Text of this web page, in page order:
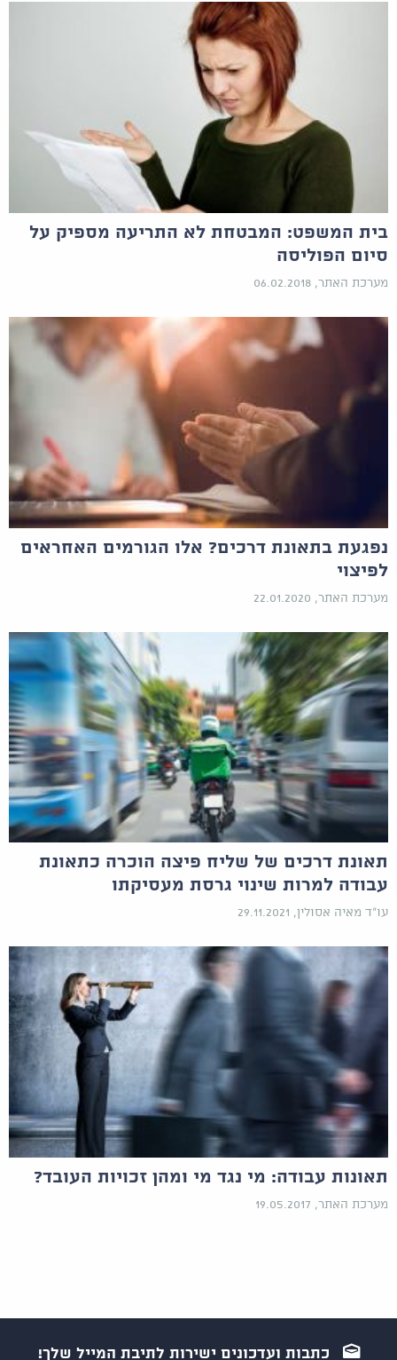
בית המשפט: המבטחת לא התריעה מספיק על
סיום הפוליסה
מערכת האתר, 06.02.2018
נפגעת בתאונת דרכים? אלו הגורמים האחראים
לפיצוי
מערכת האתר, 22.01.2020
תאונת דרכים של שליח פיצה הוכרה כתאונת
עבודה למרות שינוי גרסת מעסיקתו
עו"ד מאיה אסולין, 29.11.2021
תאונות עבודה: מי נגד מי ומהן זכויות העובד?
מערכת האתר, 19.05.2017
כתבות ועדכונים ישירות לתיבת המייל שלך!